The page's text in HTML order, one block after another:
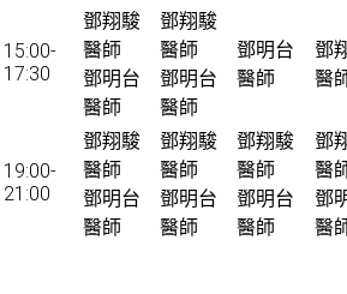
15:00-
17:30
鄧翔駿
醫師
鄧明台
醫師
鄧翔駿
醫師
鄧明台
醫師
鄧明台
醫師
鄧
醫
19:00-
21:00
鄧翔駿
醫師
鄧明台
醫師
鄧翔駿
醫師
鄧明台
醫師
鄧翔駿
醫師
鄧明台
醫師
鄧
醫
鄧
醫